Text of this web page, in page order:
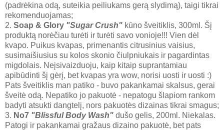
(padrėkina odą, suteikia peiliukams gerą slydimą), taigi tikrai
rekomenduojamas;
2. Soap & Glory "Sugar Crush" kūno šveitiklis, 300ml. Šį
produktą norėčiau turėti ir turėti savo vonioje!!! Vien dėl
kvapo. Puikus kvapas, primenantis citrusinius vaisius,
susimaišiusius su kolos skonio čiulpniukais ir pagardintas
migdolais. Neįsivaizduoju, kaip kitaip suprantamiau
apibūdinti šį gėrį, bet kvapas yra wow, norisi uosti ir uosti :)
Pats šveitiklis man patiko - buvo pakankamai skalsus, gerai
šveitė odą. Nepatiko jo pakuotė - nepatogu šlapiom rankom
badyti atsukti dangtelį, nors pakuotės dizainas tikrai smagus;
3. No7 "Blissful Body Wash" dušo gelis, 200ml. Niekalas.
Patogi ir pakankamai gražaus dizaino pakuotė, bet pats